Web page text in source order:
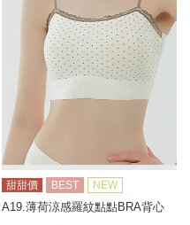
甜甜價 BEST NEW
A19.薄荷涼感羅紋點點BRA背心